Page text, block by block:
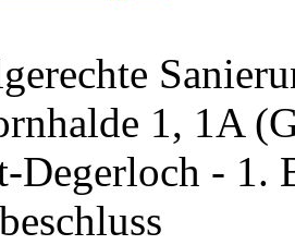
1, 1A
Degerloch - 1.